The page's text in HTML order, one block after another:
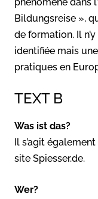
Bildungsreise »,
de formation. Il
identifiée mais
pratiques en
TEXT B
Was ist das?
Il s’agit
site Spiesser.de.
Wer?